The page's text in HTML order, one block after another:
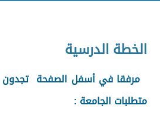
الخطة الدرسية
مرفقا في أسفل الصفحة تجدون
متطلبات الجامعة :